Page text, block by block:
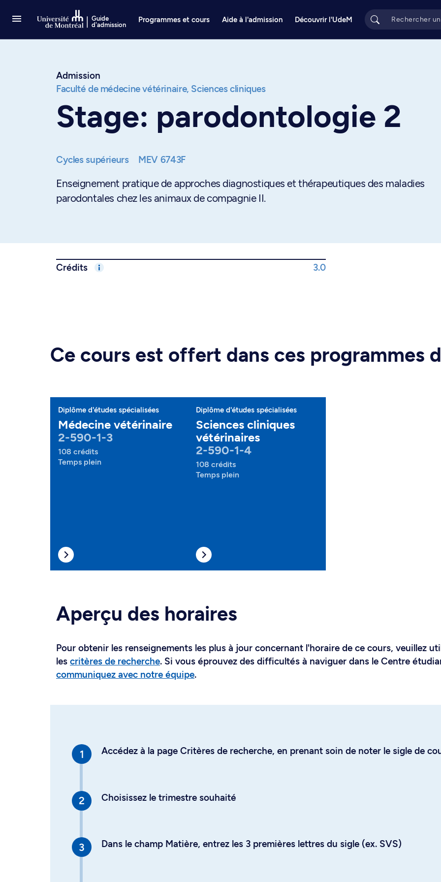
Guide
d'admission
Programmes et cours Aide à l'admission Découvrir l'UdeM
Admission
Faculté de médecine vétérinaire, Sciences cliniques
Stage: parodontologie 2
Cycles supérieurs MEV 6743F
Enseignement pratique de approches diagnostiques et thérapeutiques des maladies
parodontales chez les animaux de compagnie II.
Crédits 3.0
Ce cours est offert dans ces programmes
Diplôme d'études spécialisées
Médecine vétérinaire
2-590-1-3
108 crédits
Temps plein
Diplôme d'études spécialisées
Sciences cliniques
vétérinaires
2-590-1-4
108 crédits
Temps plein
Aperçu des horaires
Pour obtenir les renseignements les plus à jour concernant l'horaire de ce cours, veuillez
les critères de recherche. Si vous éprouvez des difficultés à naviguer dans le Centre
communiquez avec notre équipe.
Accédez à la page Critères de recherche, en prenant soin de noter le sigle de
Choisissez le trimestre souhaité
Dans le champ Matière, entrez les 3 premières lettres du sigle (ex. SVS)